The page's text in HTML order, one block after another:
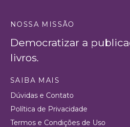
NOSSA MISSÃO
Democratizar a
livros.
SAIBA MAIS
Dúvidas e Contato
Política de Privacidade
Termos e Condições de Uso